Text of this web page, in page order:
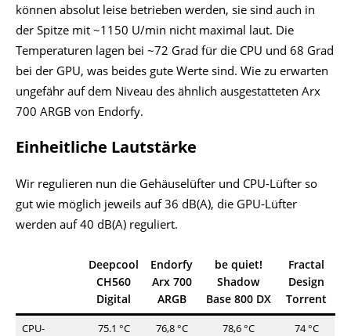
können absolut leise betrieben werden, sie sind auch in
der Spitze mit ~1150 U/min nicht maximal laut. Die
Temperaturen lagen bei ~72 Grad für die CPU und 68 Grad
bei der GPU, was beides gute Werte sind. Wie zu erwarten
ungefähr auf dem Niveau des ähnlich ausgestatteten Arx
700 ARGB von Endorfy.
Einheitliche Lautstärke
Wir regulieren nun die Gehäuselüfter und CPU-Lüfter so
gut wie möglich jeweils auf 36 dB(A), die GPU-Lüfter
werden auf 40 dB(A) reguliert.
Deepcool
CH560
Digital
Endorfy
Arx 700
ARGB
be quiet!
Shadow
Base 800 DX
Fractal
Design
Torrent
CPU-
75.1 °C 76,8 °C 78,6 °C 74 °C